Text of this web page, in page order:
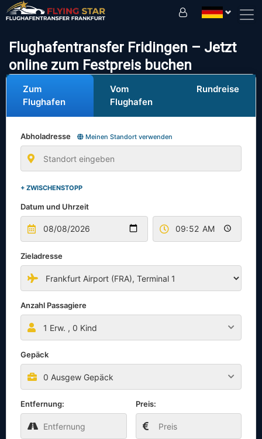
Flughafentransfer Fridingen – Jetzt
online zum Festpreis buchen
Zum
Flughafen
Vom
Flughafen
Rundreise
Abholadresse Meinen Standort verwenden
+ ZWISCHENSTOPP
Datum und Uhrzeit
Zieladresse
Anzahl Passagiere
1 Erw. , 0 Kind
Gepäck
0 Ausgew Gepäck
Entfernung: Preis: